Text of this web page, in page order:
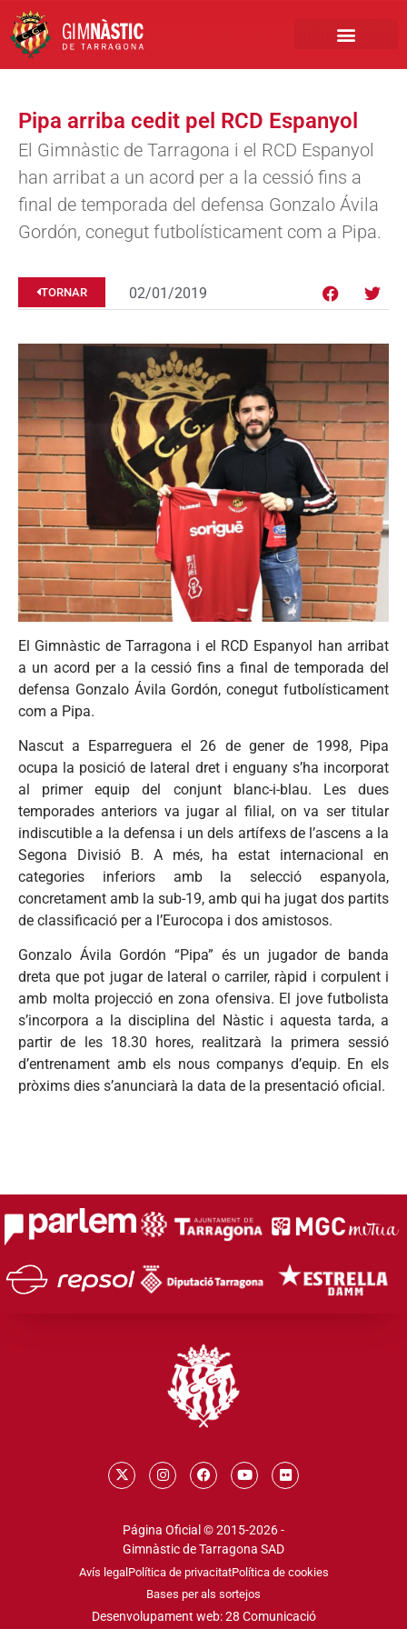
Pipa arriba cedit pel RCD Espanyol
El Gimnàstic de Tarragona i el RCD Espanyol
han arribat a un acord per a la cessió fins a
final de temporada del defensa Gonzalo Ávila
Gordón, conegut futbolísticament com a Pipa.
TORNAR 02/01/2019
El Gimnàstic de Tarragona i el RCD Espanyol han arribat
a un acord per a la cessió fins a final de temporada del
defensa Gonzalo Ávila Gordón, conegut futbolísticament
com a Pipa.
Nascut a Esparreguera el 26 de gener de 1998, Pipa
ocupa la posició de lateral dret i enguany s’ha incorporat
al primer equip del conjunt blanc-i-blau. Les dues
temporades anteriors va jugar al filial, on va ser titular
indiscutible a la defensa i un dels artífexs de l’ascens a la
Segona Divisió B. A més, ha estat internacional en
categories inferiors amb la selecció espanyola,
concretament amb la sub-19, amb qui ha jugat dos partits
de classificació per a l’Eurocopa i dos amistosos.
Gonzalo Ávila Gordón “Pipa” és un jugador de banda
dreta que pot jugar de lateral o carriler, ràpid i corpulent i
amb molta projecció en zona ofensiva. El jove futbolista
s’incorpora a la disciplina del Nàstic i aquesta tarda, a
partir de les 18.30 hores, realitzarà la primera sessió
d’entrenament amb els nous companys d’equip. En els
pròxims dies s’anunciarà la data de la presentació oficial.
Página Oficial © 2015-2026 -
Gimnàstic de Tarragona SAD
Avís legalPolítica de privacitatPolítica de cookies
Bases per als sortejos
Desenvolupament web: 28 Comunicació